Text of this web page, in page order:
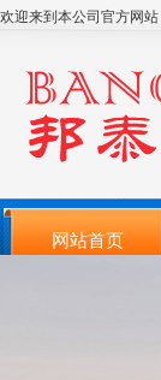
欢迎来到本公司官方网站
网站首页